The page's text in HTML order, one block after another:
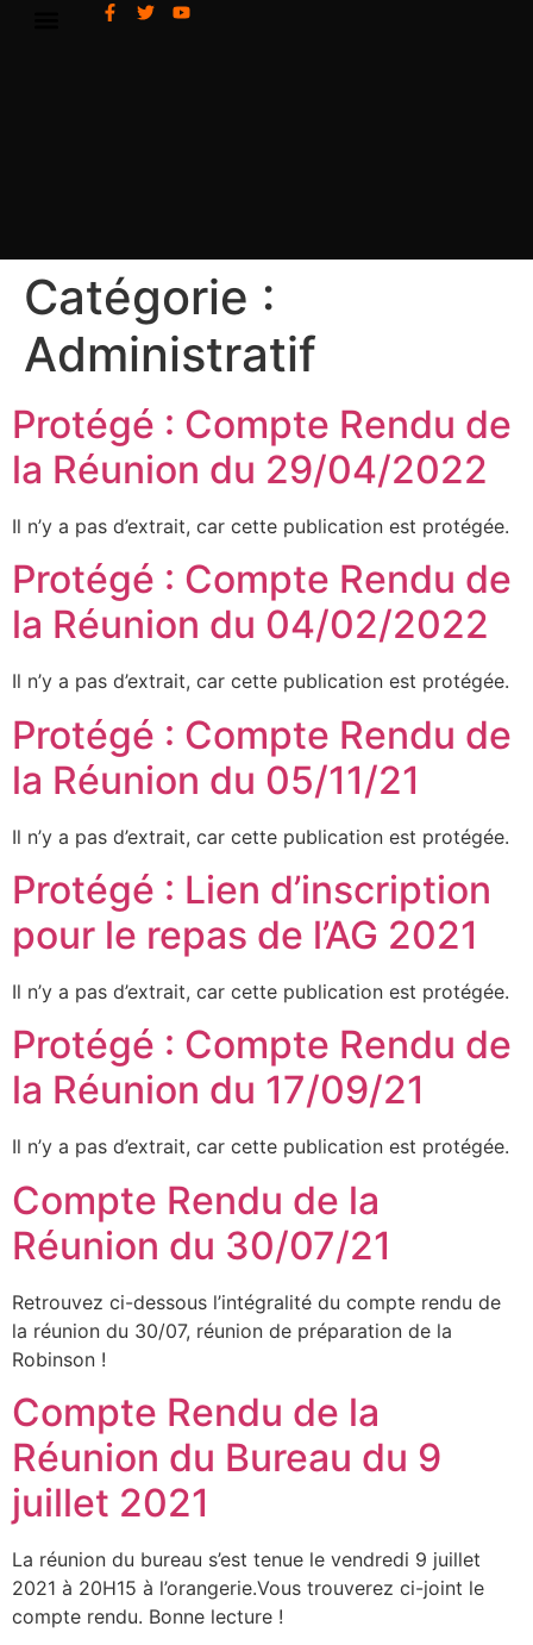
Catégorie :
Administratif
Protégé : Compte Rendu de
la Réunion du 29/04/2022
Il n’y a pas d’extrait, car cette publication est protégée.
Protégé : Compte Rendu de
la Réunion du 04/02/2022
Il n’y a pas d’extrait, car cette publication est protégée.
Protégé : Compte Rendu de
la Réunion du 05/11/21
Il n’y a pas d’extrait, car cette publication est protégée.
Protégé : Lien d’inscription
pour le repas de l’AG 2021
Il n’y a pas d’extrait, car cette publication est protégée.
Protégé : Compte Rendu de
la Réunion du 17/09/21
Il n’y a pas d’extrait, car cette publication est protégée.
Compte Rendu de la
Réunion du 30/07/21
Retrouvez ci-dessous l’intégralité du compte rendu de
la réunion du 30/07, réunion de préparation de la
Robinson !
Compte Rendu de la
Réunion du Bureau du 9
juillet 2021
La réunion du bureau s’est tenue le vendredi 9 juillet
2021 à 20H15 à l’orangerie.Vous trouverez ci-joint le
compte rendu. Bonne lecture !